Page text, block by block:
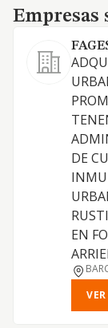
Empresas
Empresas
DE
EN